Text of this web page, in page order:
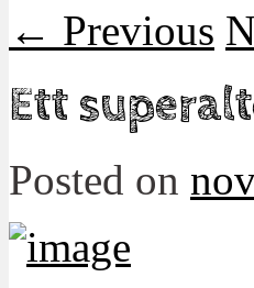
← Previous
Ett
Posted on